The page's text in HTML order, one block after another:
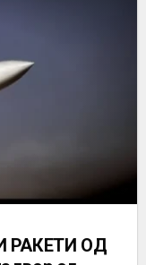
РАКЕТИ ОД